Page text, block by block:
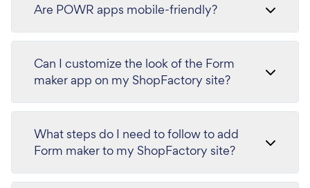
Are POWR apps mobile-friendly?
Can I customize the look of the Form
maker app on my ShopFactory site?
What steps do I need to follow to add
Form maker to my ShopFactory site?